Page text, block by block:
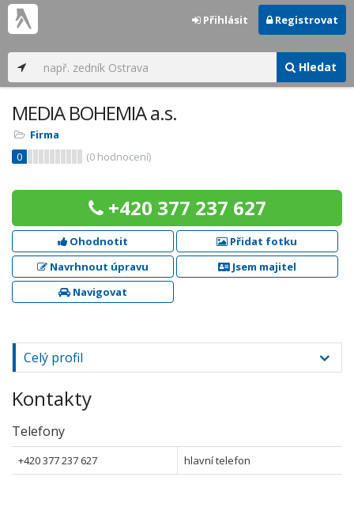
Hledat
Přihlásit Registrovat
MEDIA BOHEMIA a.s.
Firma
0
(0 hodnocení)
+420 377 237 627
Ohodnotit
Přidat fotku
Navrhnout úpravu
Jsem majitel
Navigovat
Celý profil
Kontakty
Telefony
+420 377 237 627 hlavní telefon